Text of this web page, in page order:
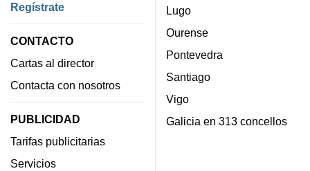
Regístrate
CONTACTO
Cartas al director
Contacta con nosotros
PUBLICIDAD
Tarifas publicitarias
Servicios
Lugo
Ourense
Pontevedra
Santiago
Vigo
Galicia en 313 concellos